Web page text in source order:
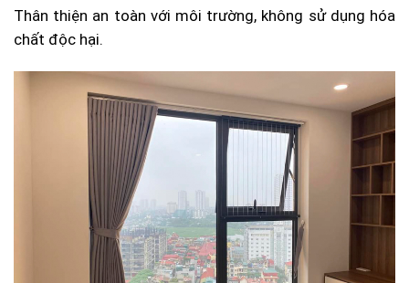
Thân thiện an toàn với môi trường, không sử dụng hóa
chất độc hại.